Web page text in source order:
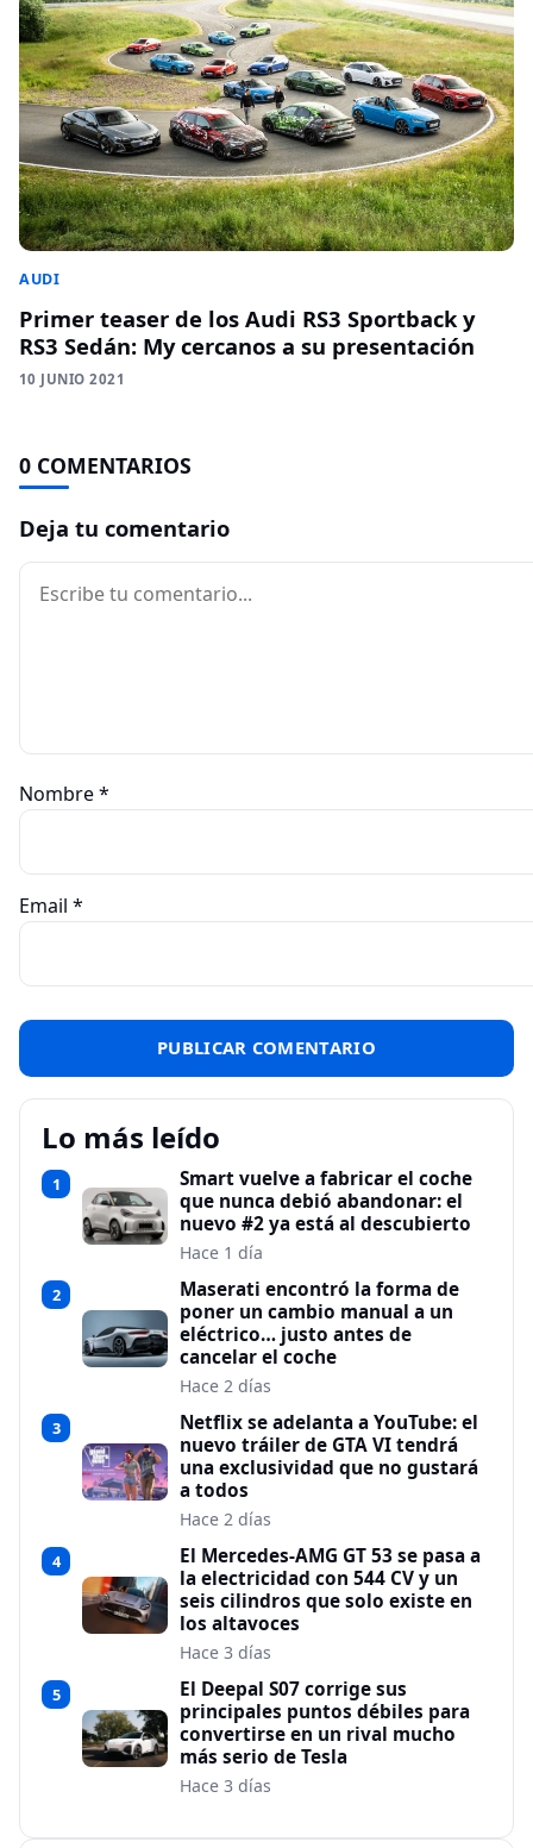
AUDI
Primer teaser de los Audi RS3 Sportback y
RS3 Sedán: My cercanos a su presentación
10 JUNIO 2021
0 COMENTARIOS
Deja tu comentario
Comentario
Nombre*
Email *
Lo más leído
1
Smart vuelve a fabricar el coche
que nunca debió abandonar: el
nuevo #2 ya está al descubierto
Hace 1 día
2
Maserati encontró la forma de
poner un cambio manual a un
eléctrico… justo antes de
cancelar el coche
Hace 2 días
3
Netflix se adelanta a YouTube: el
nuevo tráiler de GTA VI tendrá
una exclusividad que no gustará
a todos
Hace 2 días
4
El Mercedes-AMG GT 53 se pasa a
la electricidad con 544 CV y un
seis cilindros que solo existe en
los altavoces
Hace 3 días
5
El Deepal S07 corrige sus
principales puntos débiles para
convertirse en un rival mucho
más serio de Tesla
Hace 3 días